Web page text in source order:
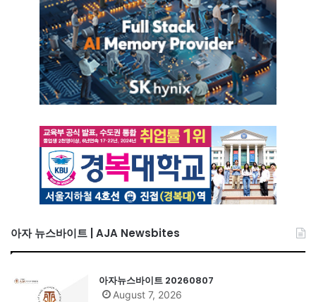
아자 뉴스바이트 | AJA Newsbites
아자뉴스바이트 20260807
August 7, 2026